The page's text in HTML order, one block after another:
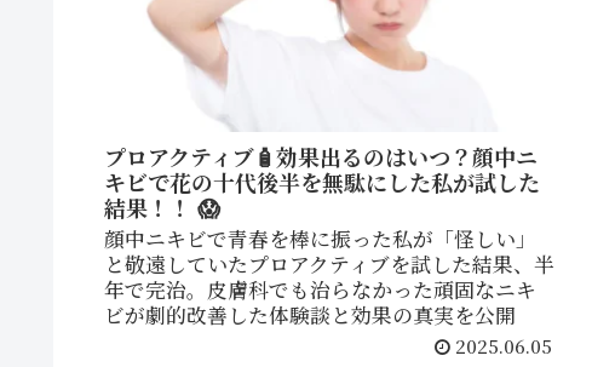
プロアクティブ🧴効果出るのはいつ？顔中ニ
キビで花の十代後半を無駄にした私が試した
結果！！ 😱
顔中ニキビで青春を棒に振った私が「怪しい」
と敬遠していたプロアクティブを試した結果、半
年で完治。皮膚科でも治らなかった頑固なニキ
ビが劇的改善した体験談と効果の真実を公開
2025.06.05